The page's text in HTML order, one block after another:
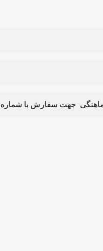
09913252493 تماس بگیرید